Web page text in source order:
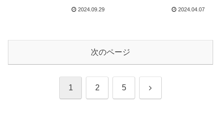
2024.09.29 2024.04.07
次のページ
1 2 5 次